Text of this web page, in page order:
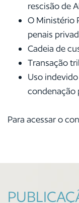
rescisão de
O Ministério
penais
Cadeia de
Transação
Uso
condenação
Para acessar o